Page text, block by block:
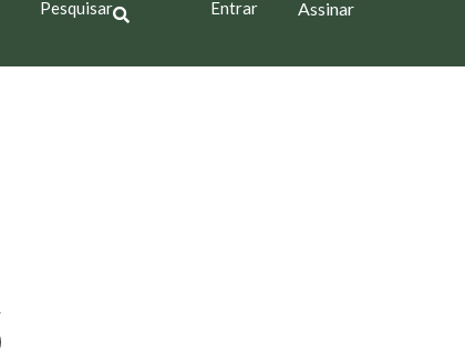
Pesquisar Entrar Assinar